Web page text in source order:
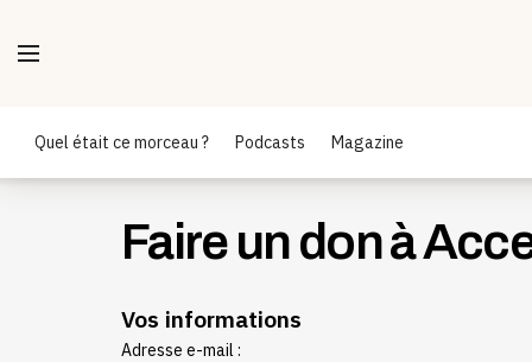
Quel était ce morceau ? Podcasts Magazine
Faire un don à
Vos informations
Adresse e-mail :